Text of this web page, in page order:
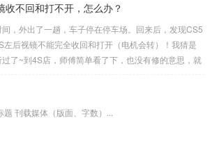
、721矿、261地质队等，面积2412.59平方千米，202
客家话：南部招携、金竹、坪溪3个乡镇的30多个闽
村（包括畲族）的一部分使用。(3)畲话：与客家话较
分布在金竹、...
收不回和打不开，怎么办？
，外出了一趟，车子停在停车场。回来后，发现CS5
左后视镜不能完全收回和打开（电机会转）！我猜是
了~到4S店，师傅简单看了下，也没有修的意思，就
保费，所以我没在4S店换。想找个修理店试下...后
，CS55PLUS左后视镜并没有“坏”，只是内部的齿“脱
题 刊载媒体（版面、字数）...